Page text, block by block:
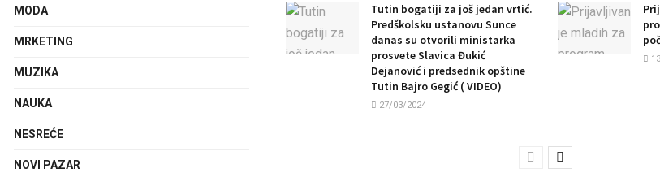
Tutin bogatiji za još jedan vrtić.
Predškolsku ustanovu Sunce
danas su otvorili ministarka
prosvete Slavica Đukić
Dejanović i predsednik opštine
Tutin Bajro Gegić ( VIDEO)
27/03/2024
MODA
MRKETING
MUZIKA
NAUKA
NESREĆE
NOVI PAZAR